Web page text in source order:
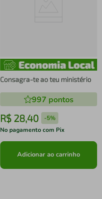
Consagra-te ao teu ministério
997 pontos
R$ 28,40 -5%
No pagamento com Pix
Adicionar ao carrinho